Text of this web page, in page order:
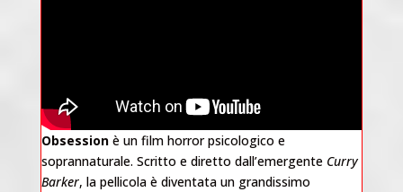
Obsessionè un film horror psicologico e
soprannaturale. Scritto e diretto dall’emergente Curry
Barker, la pellicola è diventata un grandissimo